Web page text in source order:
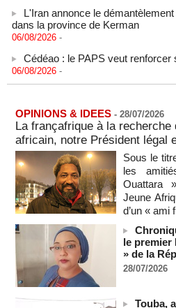
L'Iran annonce le
dans la province de Kerman
06/08/2026 -
Cédéao : le PAPS veut renforcer
06/08/2026
L'armée nigériane obtient une
Au Nigeria, plus de 300 victimes
libérées
06/08/2026 -
Au Nigeria, plus de 300 victimes
libérées
06/08/2026 -
Soutenir l’intégrité de
l’approche des élections
06/08/2026 -
Taïwan bloque un pont
invasion par la Chine
06/08/2026 -
Les Bourses mondiales
OPINIONS & IDEES - 28/07/2026
La françafrique à la recherche
africain, notre Président légal
Sous le
les
Ouattara
Jeune
d’un « ami
le premier
» de la
28/07/2026
Touba,